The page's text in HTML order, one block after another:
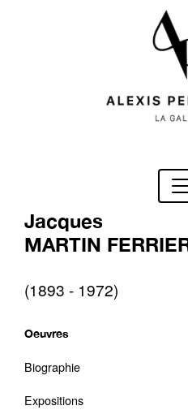
Jacques
MARTIN
(1893 - 1972)
Oeuvres
Biographie
Expositions